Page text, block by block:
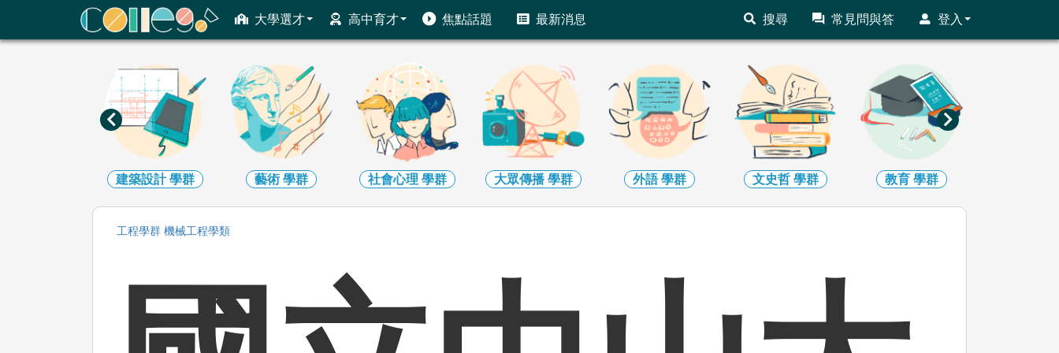
大學選才 高中育才 焦點話題 最新消息 搜尋 常見問與答 登入
ColleGo! 大學選才與高中育才輔助系統
建築設計學群 藝術 學群 社會心理 學群 大眾傳播 學群 外語學群 文史哲 學群 教育 學群
工程學群 機械工程學類